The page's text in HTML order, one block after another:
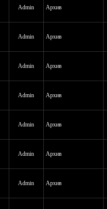
Admin Архив
Admin Архив
Admin Архив
Admin Архив
Admin Архив
Admin Архив
Admin Архив